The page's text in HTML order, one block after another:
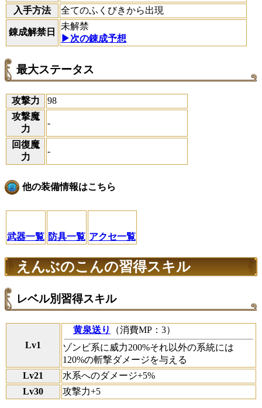
入手方法
全てのふくびきから出現
錬成解禁日
未解禁
▶次の錬成予想
最大ステータス
攻撃力
98
攻撃魔
力
-
回復魔
力
-
他の装備情報はこちら
武器一覧 防具一覧 アクセ一覧
えんぶのこんの習得スキル
レベル別習得スキル
Lv1
黄泉送り
（消費MP：3）
ゾンビ系に威力200%それ以外の系統には
120%の斬撃ダメージを与える
Lv21
水系へのダメージ+5%
Lv30
攻撃力+5